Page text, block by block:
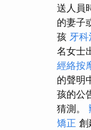
送人員
的妻子
孩 牙
名女士
經絡按
的聲明
孩的公
猜測。
矯正 創